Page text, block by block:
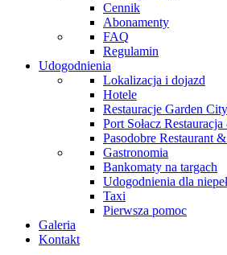
Cennik
Abonamenty
FAQ
Regulamin
Udogodnienia
Lokalizacja i dojazd
Hotele
Restauracje Garden City
Port Sołacz
Pasodobre Restaurant
Gastronomia
Bankomaty na targach
Udogodnienia dla
Taxi
Pierwsza pomoc
Galeria
Kontakt